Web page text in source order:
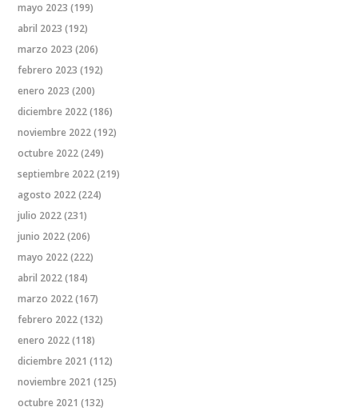
mayo 2023 (199)
abril 2023 (192)
marzo 2023 (206)
febrero 2023 (192)
enero 2023 (200)
diciembre 2022(186)
noviembre 2022(192)
octubre 2022(249)
septiembre 2022(219)
agosto 2022(224)
julio 2022(231)
junio 2022(206)
mayo 2022(222)
abril 2022(184)
marzo 2022(167)
febrero 2022(132)
enero 2022(118)
diciembre 2021 (112)
noviembre 2021 (125)
octubre 2021 (132)